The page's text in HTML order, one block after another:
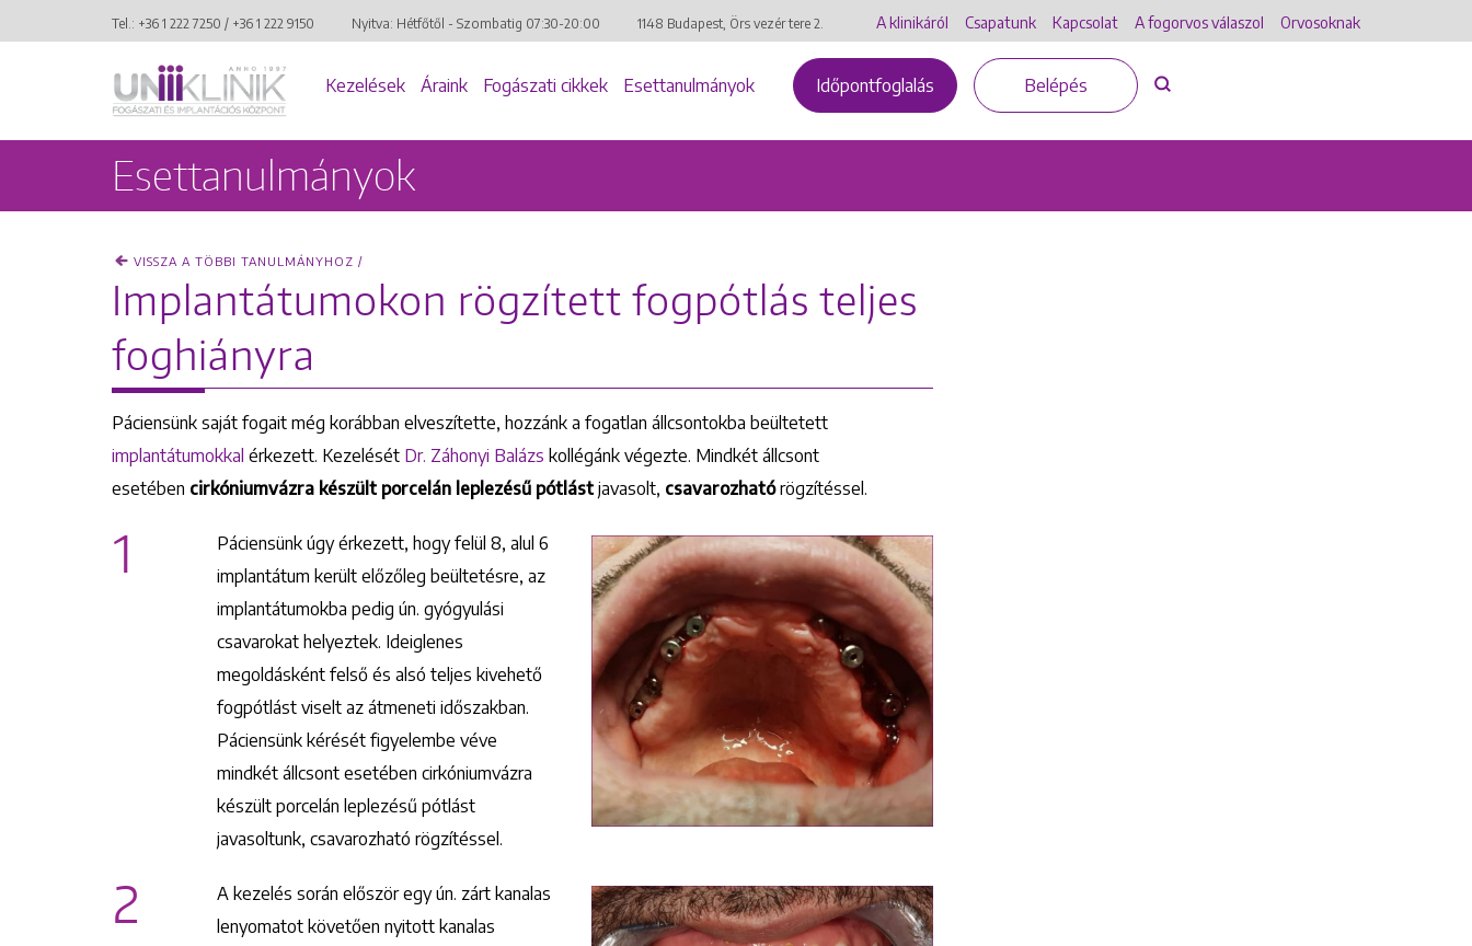
Tel.: +36 1 222 7250 / +36 1 222 9150 Nyitva: Hétfőtől - Szombatig 07:30-20:00 1148 Budapest, Örs vezér tere 2. A klinikáról Csapatunk Kapcsolat A fogorvos válaszol Orvosoknak
Kezelések Áraink Fogászati cikkek Esettanulmányok Időpontfoglalás Belépés
Esettanulmányok
VISSZA A TÖBBI TANULMÁNYHOZ /
Implantátumokon rögzített fogpótlás teljes
foghiányra
Páciensünk saját fogait még korábban elveszítette, hozzánk a fogatlan állcsontokba beültetett
implantátumokkal érkezett. Kezelését Dr. Záhonyi Balázs kollégánk végezte. Mindkét állcsont
esetében cirkóniumvázra készült porcelán leplezésű pótlást javasolt, csavarozhatórögzítéssel.
1
Páciensünk úgy érkezett, hogy felül 8, alul 6
implantátum került előzőleg beültetésre, az
implantátumokba pedig ún. gyógyulási
csavarokat helyeztek. Ideiglenes
megoldásként felső és alsó teljes kivehető
fogpótlást viselt az átmeneti időszakban.
Páciensünk kérését figyelembe véve
mindkét állcsont esetében cirkóniumvázra
készült porcelán leplezésű pótlást
javasoltunk, csavarozható rögzítéssel.
2
A kezelés során először egy ún. zárt kanalas
lenyomatot követően nyitott kanalas